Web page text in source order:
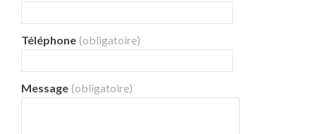
Téléphone (obligatoire)
Message (obligatoire)